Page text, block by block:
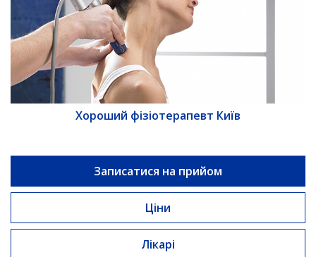
Хороший фізіотерапевт Київ
Записатися на прийом
Ціни
Лікарі